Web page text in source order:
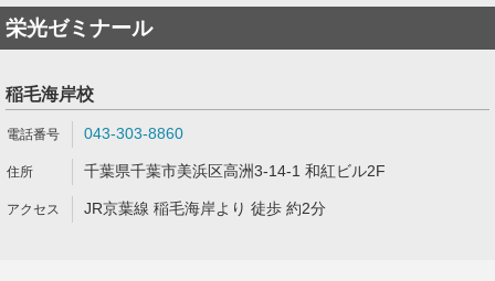
栄光ゼミナール
稲毛海岸校
043-303-8860
千葉県千葉市美浜区高洲3-14-1 和紅ビル2F
JR京葉線 稲毛海岸より 徒歩 約2分